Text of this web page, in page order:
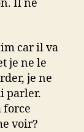
Il ne
car il va
je ne le
je ne
parler.
force
voir?